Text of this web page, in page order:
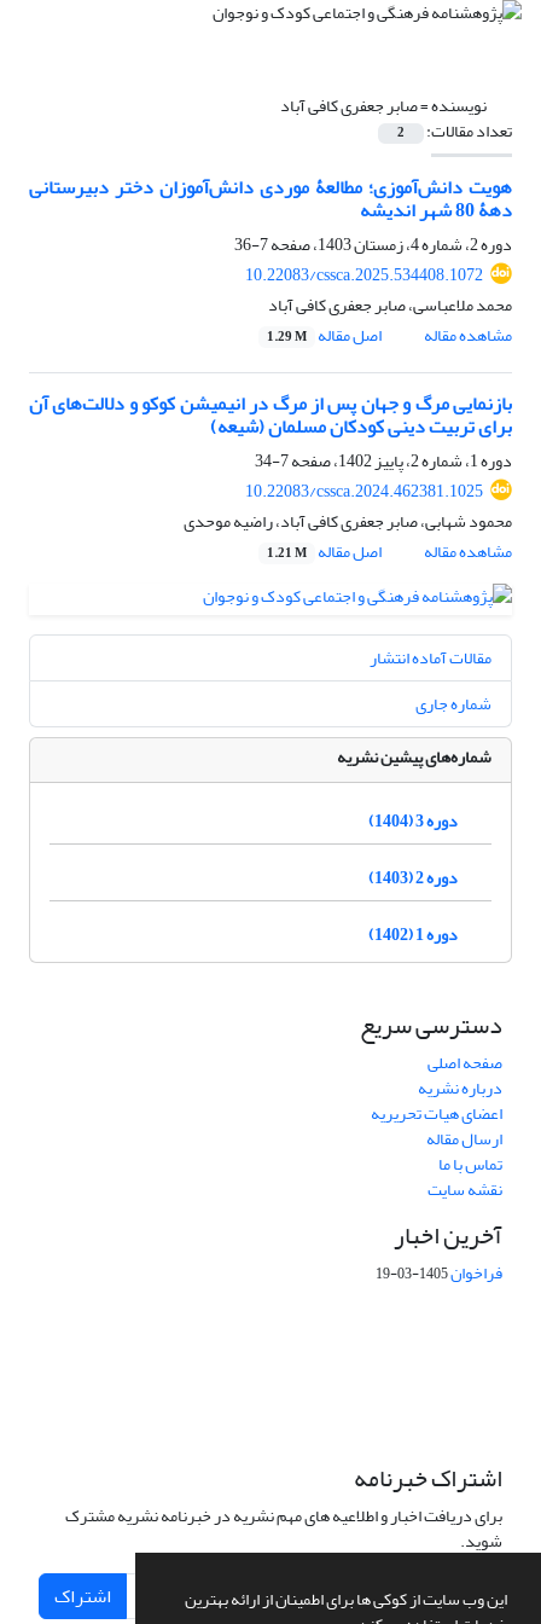
این وب سایت از کوکی ها برای اطمینان از ارائه بهترین
نویسنده =صابر جعفری کافی آباد
تعداد مقالات: 2
هویت دانش‌آموزی؛ مطالعۀ موردی دانش‌آموزان دختر دبیرستانی
دهۀ 80 شهر اندیشه
دوره 2، شماره 4، زمستان 1403، صفحه
7-36
10.22083/cssca.2025.534408.1072
محمد ملاعباسی، صابر جعفری کافی آباد
مشاهده مقاله
اصل مقاله 1.29 M
بازنمایی مرگ و جهان پس از مرگ در انیمیشن کوکو و دلالت‌های آن
برای تربیت دینی کودکان مسلمان (شیعه)
دوره 1، شماره 2، پاییز 1402، صفحه
7-34
10.22083/cssca.2024.462381.1025
محمود شهابی، صابر جعفری کافی آباد، راضیه موحدی
مشاهده مقاله
اصل مقاله 1.21 M
مقالات آماده انتشار
شماره جاری
شماره‌های پیشین نشریه
دوره 3 (1404)
دوره 2 (1403)
دوره 1 (1402)
دسترسی سریع
صفحه اصلی
درباره نشریه
اعضای هیات تحریریه
ارسال مقاله
تماس با ما
نقشه سایت
آخرین اخبار
فراخوان1405-03-19
اشتراک خبرنامه
برای دریافت اخبار و اطلاعیه های مهم نشریه در خبرنامه نشریه مشترک
شوید.
اشتراک